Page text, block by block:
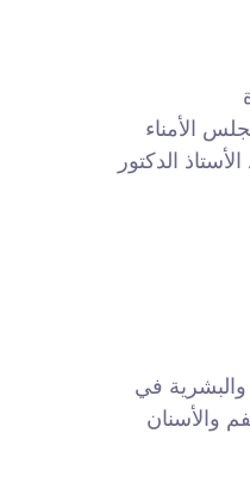
الأمناء
الدكتور
في
والأسنان